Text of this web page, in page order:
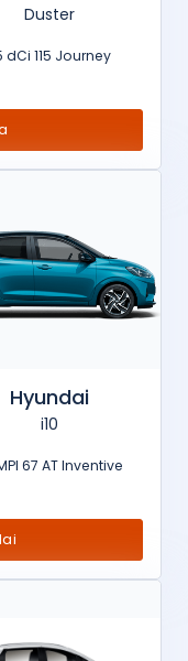
Duster
dCi 115 Journey
Hyundai
i10
67 AT Inventive